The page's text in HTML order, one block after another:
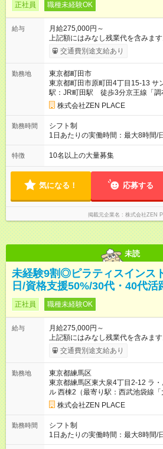
正社員 職種未経験OK
給与
月給275,000円～
上記額にはみなし残業代を含みま
ます。 みなし残業代 48,900円／月
上記額にはみなし残業代を含みま
900円含む)※試用期間３ヶ月あり（
<年収例> ■理学療法士（PT）出身入社年
前半 年収：約5，756，000円（＝
考：PT資格を活かし、コース開発・
出身 入社年数：5年目 年収：約5
月＋賞与） 備考：翻訳業務など、
を含む ■研修担当＋リーダー職 入社年数：15年目 年収：約11，
コース開発の担当として貢献手当を含む 【試用期間】試
あり 試用期間の長さ：3ヶ月 雇用
です。
交通費別途支給あり
勤務地
東京都町田市
東京都町田市原町田4丁目15-13 サ
駅：JR町田駅 徒歩3分京王線「調
摩センター駅 東口より徒歩2分＊全
勤あり全国勤務型の募集です）
株式会社ZEN PLACE
勤務時間
シフト制
1日あたりの実働時間：最大8時間/
の勤務時間は40時間 ※実働8時間
特徴 10名以上の大量募集
気になる！ 応募する
掲載元企業名 株式会社ZEN
未読
未経験9割◎ピラティスインス
日/資格支援50%/30代・40代活
正社員 職種未経験OK
給与
月給275,000円～
上記額にはみなし残業代を含みま
ます。 みなし残業代 48,900円／月
上記額にはみなし残業代を含みま
900円含む)※試用期間３ヶ月あり（
<年収例> ■理学療法士（PT）出身入社年数
前半 年収：約5，756，000円（＝
考：PT資格を活かし、コース開発・
出身 入社年数：5年目 年収：約5
月＋賞与） 備考：翻訳業務など、
を含む ■研修担当＋リーダー職 入社年数：15年目 年収：約11，
交通費別途支給あり
勤務地
東京都練馬区
東京都練馬区東大泉4丁目2-12 ラ
ル 西棟2（最寄り駅：西武池袋線
武池袋線「練馬駅」中央口出口徒
ます！転勤あり全国勤務型の募集で
株式会社ZEN PLACE
勤務時間
シフト制
1日あたりの実働時間：最大8時間/
の勤務時間は40時間 ※実働8時間